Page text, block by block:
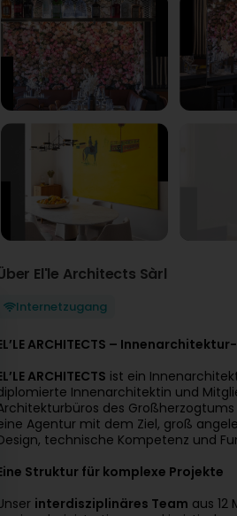
El'le Architects Sàrl
Internetzugang
ARCHITECTS –
ARCHITECTS ist ein
Innenarchitektin und
des
Agentur mit dem Ziel, groß
technische Kompetenz und
Struktur für komplexe Projekte
interdisziplinäres Team aus